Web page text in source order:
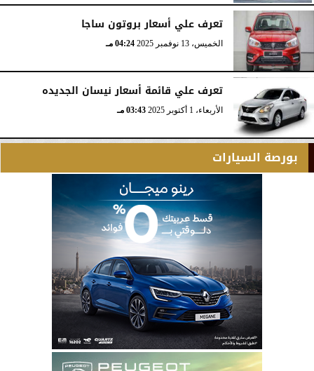
تعرف علي أسعار بروتون ساجا
الخميس، 13 نوفمبر 2025 04:24 مـ
تعرف علي قائمة أسعار نيسان الجديده
الأربعاء، 1 أكتوبر 2025 03:43 مـ
بورصة السيارات